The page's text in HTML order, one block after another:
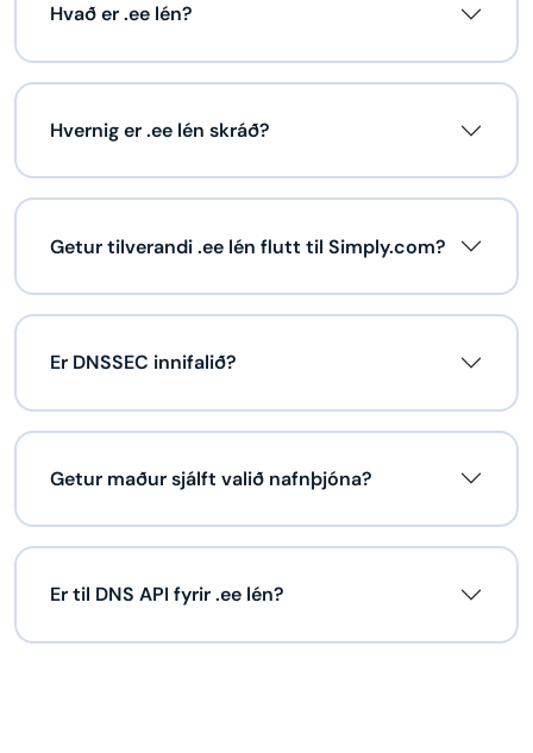
Hvað er .ee lén?
Hvernig er .ee lén skráð?
Getur tilverandi .ee lén flutt til Simply.com?
Er DNSSEC innifalið?
Getur maður sjálft valið nafnþjóna?
Er til DNS API fyrir .ee lén?